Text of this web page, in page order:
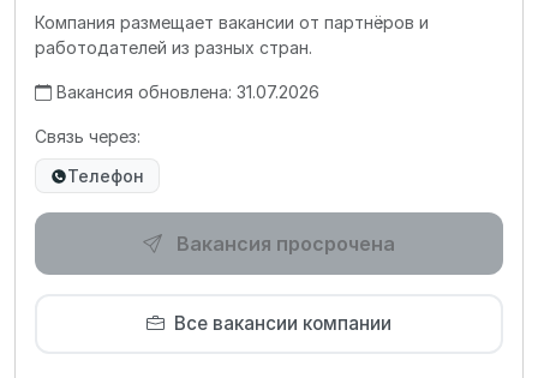
Компания размещает вакансии от партнёров и
работодателей из разных стран.
Вакансия обновлена: 31.07.2026
Связь через:
Телефон
Вакансия просрочена
Все вакансии компании